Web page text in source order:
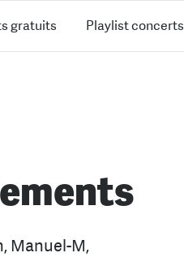
gratuits Playlist concerts
Manuel-M,